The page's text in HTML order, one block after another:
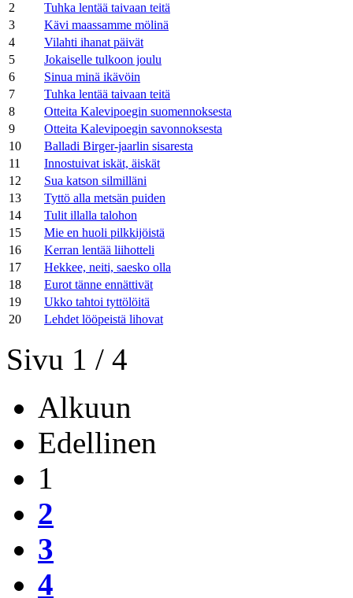
2
Tuhka lentää taivaan teitä
3
Kävi maassamme mölinä
4
Vilahti ihanat päivät
5
Jokaiselle tulkoon joulu
6
Sinua minä ikävöin
7
Tuhka lentää taivaan teitä
8
Otteita Kalevipoegin suomennoksesta
9
Otteita Kalevipoegin savonnoksesta
10
Balladi Birger-jaarlin sisaresta
11
Innostuivat iskät, äiskät
12
Sua katson silmilläni
13
Tyttö alla metsän puiden
14
Tulit illalla talohon
15
Mie en huoli pilkkijöistä
16
Kerran lentää liihotteli
17
Hekkee, neiti, saesko olla
18
Eurot tänne ennättivät
19
Ukko tahtoi tyttölöitä
20
Lehdet lööpeistä lihovat
Sivu 1 / 4
Alkuun
Edellinen
1
2
3
4